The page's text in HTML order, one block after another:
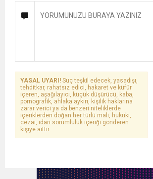
YASAL UYARI! Suç teşkil edecek, yasadışı,
tehditkar, rahatsız edici, hakaret ve küfür
içeren, aşağılayıcı, küçük düşürücü, kaba,
pornografik, ahlaka aykırı, kişilik haklarına
zarar verici ya da benzeri niteliklerde
içeriklerden doğan her türlü mali, hukuki,
cezai, idari sorumluluk içeriği gönderen
kişiye aittir.